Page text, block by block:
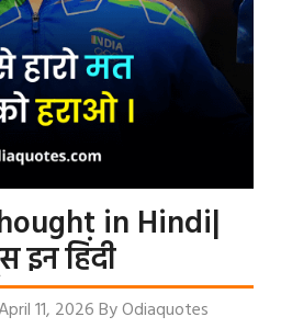
in Hindi|
इन हिंदी
11, 2026ByOdiaquotes